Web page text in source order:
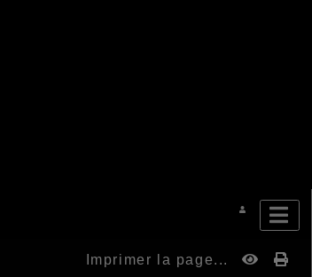
Imprimer la page...